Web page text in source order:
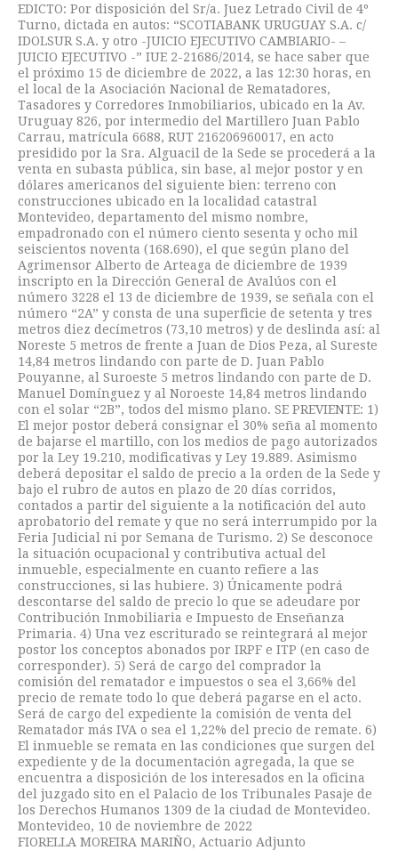
EDICTO: Por disposición del Sr/a. Juez Letrado Civil de 4º
Turno, dictada en autos: “SCOTIABANK URUGUAY S.A. c/
IDOLSUR S.A. y otro -JUICIO EJECUTIVO CAMBIARIO- –
JUICIO EJECUTIVO -” IUE 2-21686/2014, se hace saber que
el próximo 15 de diciembre de 2022, a las 12:30 horas, en
el local de la Asociación Nacional de Rematadores,
Tasadores y Corredores Inmobiliarios, ubicado en la Av.
Uruguay 826, por intermedio del Martillero Juan Pablo
Carrau, matrícula 6688, RUT 216206960017, en acto
presidido por la Sra. Alguacil de la Sede se procederá a la
venta en subasta pública, sin base, al mejor postor y en
dólares americanos del siguiente bien: terreno con
construcciones ubicado en la localidad catastral
Montevideo, departamento del mismo nombre,
empadronado con el número ciento sesenta y ocho mil
seiscientos noventa (168.690), el que según plano del
Agrimensor Alberto de Arteaga de diciembre de 1939
inscripto en la Dirección General de Avalúos con el
número 3228 el 13 de diciembre de 1939, se señala con el
número “2A” y consta de una superficie de setenta y tres
metros diez decímetros (73,10 metros) y de deslinda así: al
Noreste 5 metros de frente a Juan de Dios Peza, al Sureste
14,84 metros lindando con parte de D. Juan Pablo
Pouyanne, al Suroeste 5 metros lindando con parte de D.
Manuel Domínguez y al Noroeste 14,84 metros lindando
con el solar “2B”, todos del mismo plano. SE PREVIENTE: 1)
El mejor postor deberá consignar el 30% seña al momento
de bajarse el martillo, con los medios de pago autorizados
por la Ley 19.210, modificativas y Ley 19.889. Asimismo
deberá depositar el saldo de precio a la orden de la Sede y
bajo el rubro de autos en plazo de 20 días corridos,
contados a partir del siguiente a la notificación del auto
aprobatorio del remate y que no será interrumpido por la
Feria Judicial ni por Semana de Turismo. 2) Se desconoce
la situación ocupacional y contributiva actual del
inmueble, especialmente en cuanto refiere a las
construcciones, si las hubiere. 3) Únicamente podrá
descontarse del saldo de precio lo que se adeudare por
Contribución Inmobiliaria e Impuesto de Enseñanza
Primaria. 4) Una vez escriturado se reintegrará al mejor
postor los conceptos abonados por IRPF e ITP (en caso de
corresponder). 5) Será de cargo del comprador la
comisión del rematador e impuestos o sea el 3,66% del
precio de remate todo lo que deberá pagarse en el acto.
Será de cargo del expediente la comisión de venta del
Rematador más IVA o sea el 1,22% del precio de remate. 6)
El inmueble se remata en las condiciones que surgen del
expediente y de la documentación agregada, la que se
encuentra a disposición de los interesados en la oficina
del juzgado sito en el Palacio de los Tribunales Pasaje de
los Derechos Humanos 1309 de la ciudad de Montevideo.
Montevideo, 10 de noviembre de 2022
FIORELLA MOREIRA MARIÑO, Actuario Adjunto